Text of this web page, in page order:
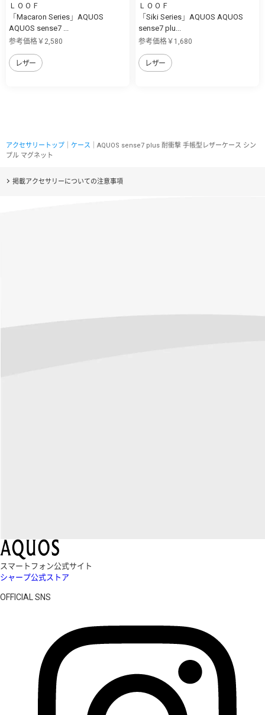
ＬＯＯＦ
「Macaron Series」AQUOS
AQUOS sense7 ...
参考価格￥2,580
レザー
ＬＯＯＦ
「Siki Series」AQUOS AQUOS
sense7 plu...
参考価格￥1,680
レザー
アクセサリートップ ケース ｜AQUOS sense7 plus 耐衝撃 手帳型レザーケース シン
プル マグネット
掲載アクセサリーについての注意事項
スマートフォン公式サイト
シャープ公式ストア
OFFICIAL SNS